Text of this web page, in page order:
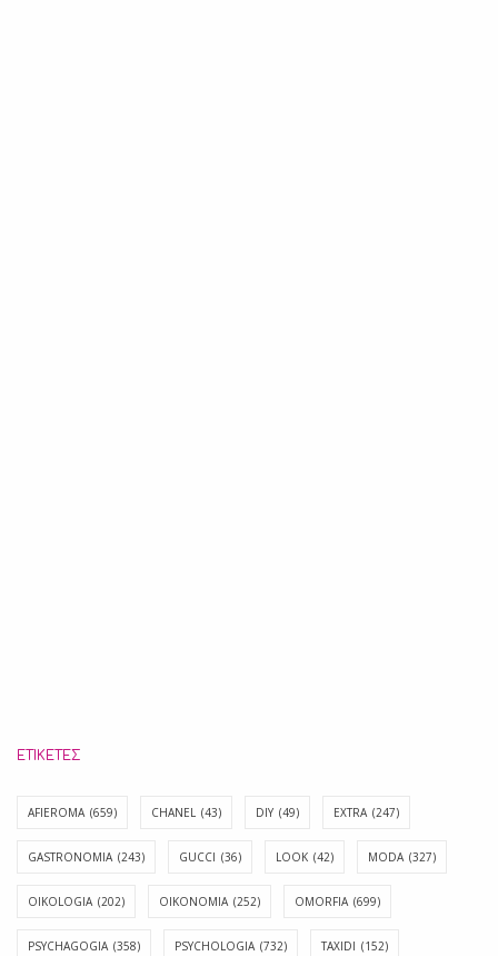
ΕΤΙΚΈΤΕΣ
AFIEROMA (659) CHANEL (43) DIY (49) EXTRA (247)
GASTRONOMIA (243) GUCCI (36) LOOK (42) MODA (327)
OIKOLOGIA (202) OIKONOMIA (252) OMORFIA (699)
PSYCHAGOGIA (358) PSYCHOLOGIA (732) TAXIDI (152)